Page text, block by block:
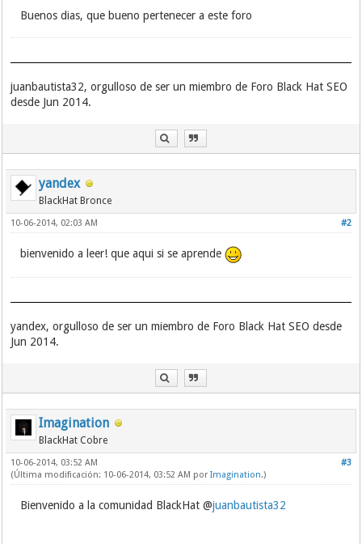
Buenos dias, que bueno pertenecer a este foro
juanbautista32, orgulloso de ser un miembro de Foro Black Hat SEO
desde Jun 2014.
yandex
BlackHat Bronce
#2
10-06-2014, 02:03 AM
bienvenido a leer! que aqui si se aprende
yandex, orgulloso de ser un miembro de Foro Black Hat SEO desde
Jun 2014.
Imagination
BlackHat Cobre
#3
10-06-2014, 03:52 AM
(Última modificación: 10-06-2014, 03:52 AM porImagination.)
Bienvenido a la comunidad BlackHat @juanbautista32